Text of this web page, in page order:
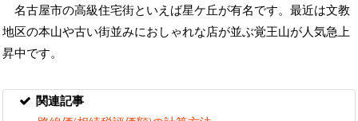
名古屋市の高級住宅街といえば星ケ丘が有名です。最近は文教
地区の本山や古い街並みにおしゃれな店が並ぶ覚王山が人気急上
昇中です。
関連記事